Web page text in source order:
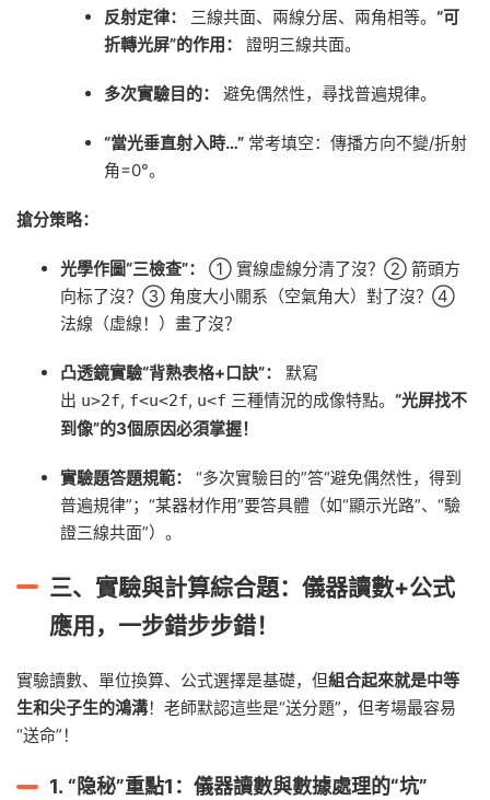
反射定律： 三線共面、兩線分居、兩角相等。 “可
折轉光屏”的作用：
證明三線共面。
多次實驗目的： 避免偶然性，尋找普遍規律。
“當光垂直射入時…” 常考填空：傳播方向不變/折射
角=0°。
搶分策略：
光學作圖“三檢查”：
① 實線虛線分清了沒？② 箭頭方
向标了沒？③ 角度大小關系（空氣角大）對了沒？④
法線（虛線！）畫了沒？
凸透鏡實驗“背熟表格+口訣”：
默寫
出 u>2f, f<u<2f, u<f 三種情況的成像特點。 “光屏找不
到像”的3個原因必須掌握！
實驗題答題規範：
“多次實驗目的”答“避免偶然性，得到
普遍規律”；“某器材作用”要答具體（如“顯示光路”、“驗
證三線共面”）。
三、實驗與計算綜合題：儀器讀數+公式
應用，一步錯步步錯！
實驗讀數、單位換算、公式選擇是基礎，但組合起來就是中等
生和尖子生的鴻溝！老師默認這些是“送分題”，但考場最容易
“送命”！
1. “隐秘”重點1：儀器讀數與數據處理的“坑”